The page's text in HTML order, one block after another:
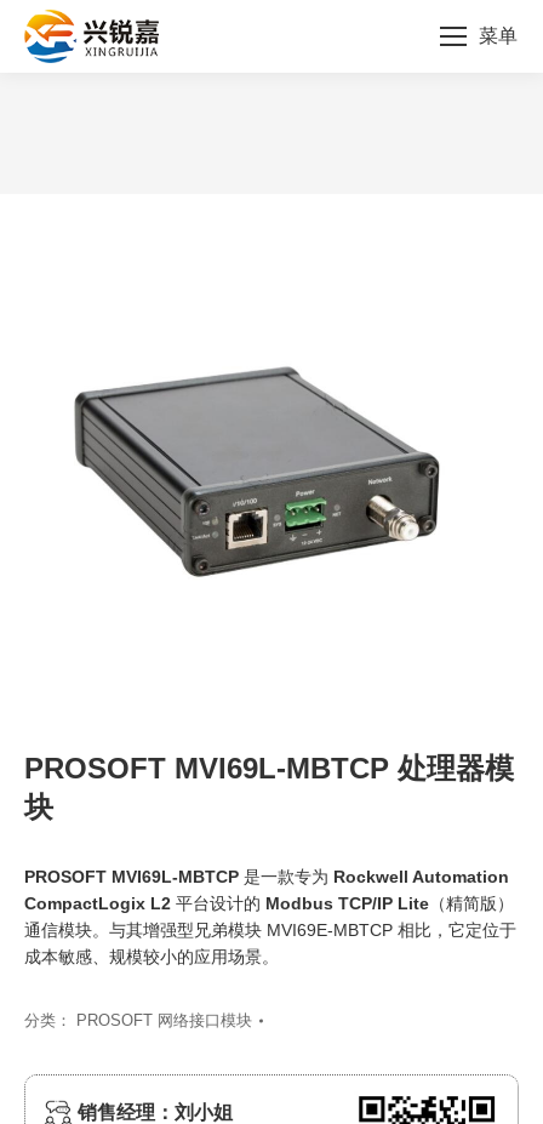
菜单
PROSOFT MVI69L-MBTCP 处理器模
块
PROSOFT MVI69L-MBTCP 是一款专为 Rockwell Automation
CompactLogix L2 平台设计的 Modbus TCP/IP Lite （精简版）
通信模块。与其增强型兄弟模块 MVI69E-MBTCP 相比，它定位于
成本敏感、规模较小的应用场景。
分类： PROSOFT 网络接口模块
销售经理：刘小姐